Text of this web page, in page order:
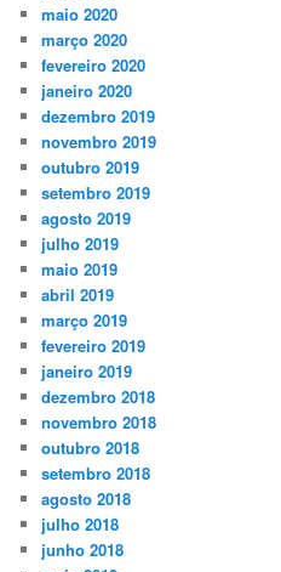
maio 2020
março 2020
fevereiro 2020
janeiro 2020
dezembro 2019
novembro 2019
outubro 2019
setembro 2019
agosto 2019
julho 2019
maio 2019
abril 2019
março 2019
fevereiro 2019
janeiro 2019
dezembro 2018
novembro 2018
outubro 2018
setembro 2018
agosto 2018
julho 2018
junho 2018